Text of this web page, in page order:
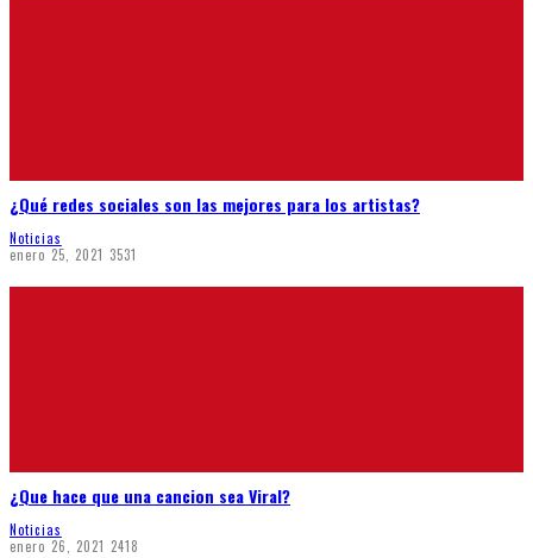
¿Qué redes sociales son las mejores para los artistas?
Noticias
enero 25, 2021 3531
¿Que hace que una cancion sea Viral?
Noticias
enero 26, 2021 2418